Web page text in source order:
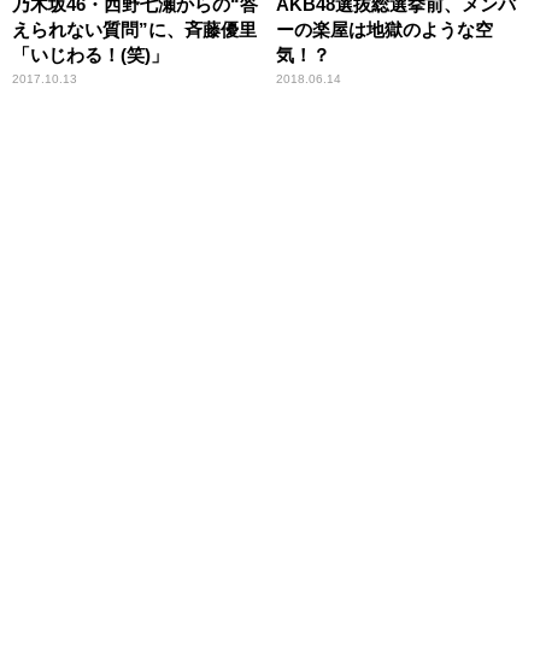
乃木坂46・西野七瀬からの“答
えられない質問”に、斉藤優里
「いじわる！(笑)」
2017.10.13
AKB48選抜総選挙前、メンバ
ーの楽屋は地獄のような空
気！？
2018.06.14